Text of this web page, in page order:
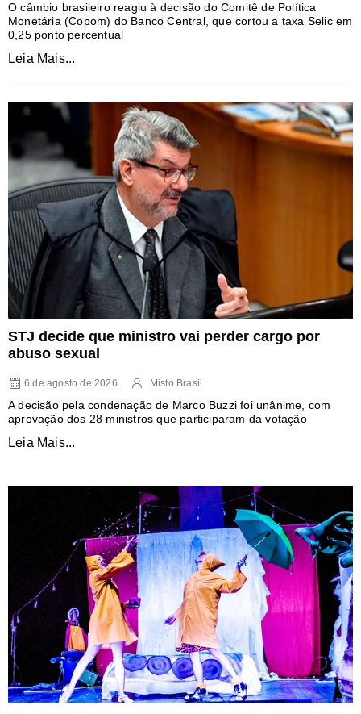
O câmbio brasileiro reagiu à decisão do Comitê de Política
Monetária (Copom) do Banco Central, que cortou a taxa Selic em
0,25 ponto percentual
Leia Mais...
STJ decide que ministro vai perder cargo por
abuso sexual
6 de agosto de 2026 Misto Brasil
A decisão pela condenação de Marco Buzzi foi unânime, com
aprovação dos 28 ministros que participaram da votação
Leia Mais...